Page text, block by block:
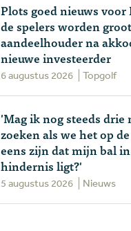
Plots goed nieuws
de spelers worden groot
aandeelhouder na
nieuwe investeerder
6 augustus 2026 Topgolf
'Mag ik nog steeds
zoeken als we het op
eens zijn dat mijn bal
hindernis ligt?'
5 augustus 2026 Nieuws